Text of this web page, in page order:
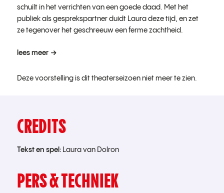
schuilt in het verrichten van een goede daad. Met het
publiek als gesprekspartner duidt Laura deze tijd, en zet
ze tegenover het geschreeuw een ferme zachtheid.
lees meer
Deze voorstelling is dit theaterseizoen niet meer te zien.
CREDITS
Tekst en spel:Laura van Dolron
PERS & TECHNIEK